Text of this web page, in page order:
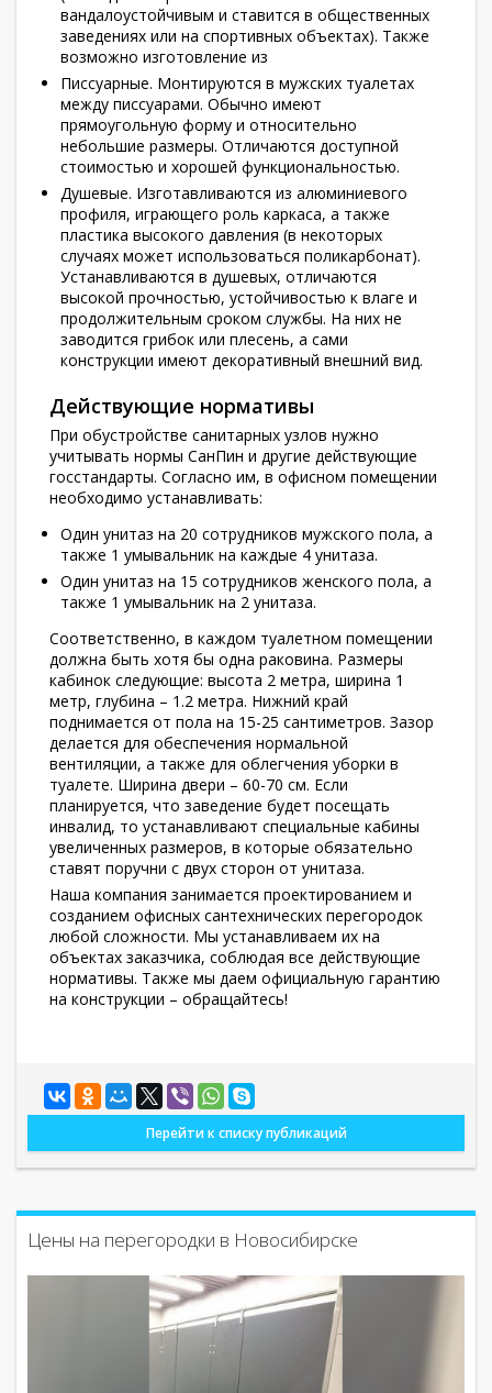
вандалоустойчивым и ставится в общественных
заведениях или на спортивных объектах). Также
возможно изготовление из
Писсуарные. Монтируются в мужских туалетах
между писсуарами. Обычно имеют
прямоугольную форму и относительно
небольшие размеры. Отличаются доступной
стоимостью и хорошей функциональностью.
Душевые. Изготавливаются из алюминиевого
профиля, играющего роль каркаса, а также
пластика высокого давления (в некоторых
случаях может использоваться поликарбонат).
Устанавливаются в душевых, отличаются
высокой прочностью, устойчивостью к влаге и
продолжительным сроком службы. На них не
заводится грибок или плесень, а сами
конструкции имеют декоративный внешний вид.
Действующие нормативы
При обустройстве санитарных узлов нужно
учитывать нормы СанПин и другие действующие
госстандарты. Согласно им, в офисном помещении
необходимо устанавливать:
Один унитаз на 20 сотрудников мужского пола, а
также 1 умывальник на каждые 4 унитаза.
Один унитаз на 15 сотрудников женского пола, а
также 1 умывальник на 2 унитаза.
Соответственно, в каждом туалетном помещении
должна быть хотя бы одна раковина. Размеры
кабинок следующие: высота 2 метра, ширина 1
метр, глубина – 1.2 метра. Нижний край
поднимается от пола на 15-25 сантиметров. Зазор
делается для обеспечения нормальной
вентиляции, а также для облегчения уборки в
туалете. Ширина двери – 60-70 см. Если
планируется, что заведение будет посещать
инвалид, то устанавливают специальные кабины
увеличенных размеров, в которые обязательно
ставят поручни с двух сторон от унитаза.
Наша компания занимается проектированием и
созданием офисных сантехнических перегородок
любой сложности. Мы устанавливаем их на
объектах заказчика, соблюдая все действующие
нормативы. Также мы даем официальную гарантию
на конструкции – обращайтесь!
Перейти к списку публикаций
Цены на перегородки в Новосибирске